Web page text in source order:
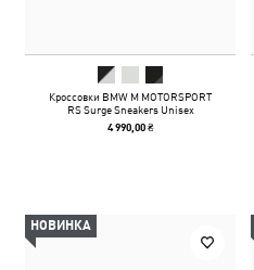
Кроссовки BMW M MOTORSPORT
RS Surge Sneakers Unisex
4 990,00 ₴
НОВИНКА